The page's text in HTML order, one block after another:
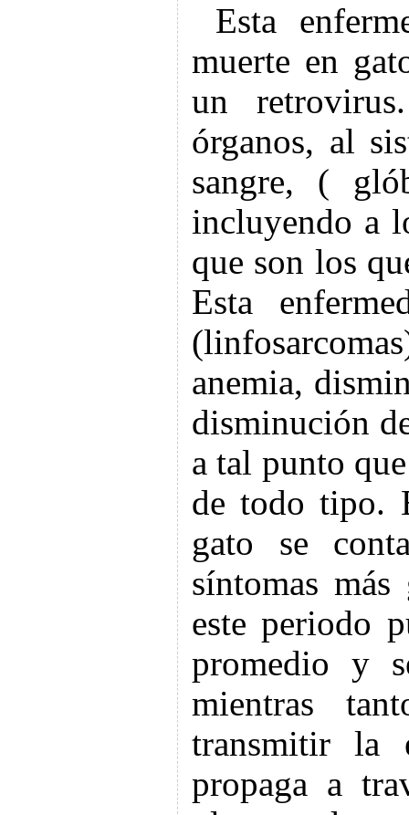
Esta
muerte en
un
órganos, al
sangre, (
incluyendo a
que son los
Esta
anemia,
disminución
a tal punto
de todo tipo.
gato se
síntomas
este periodo
promedio y
mientras
transmitir la
propaga a